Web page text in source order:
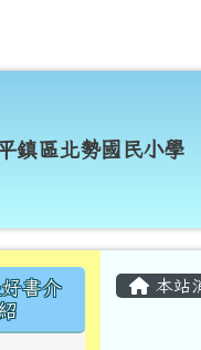
區北勢國
鎮區北勢國民小學
區域內容
書介
主內
本站